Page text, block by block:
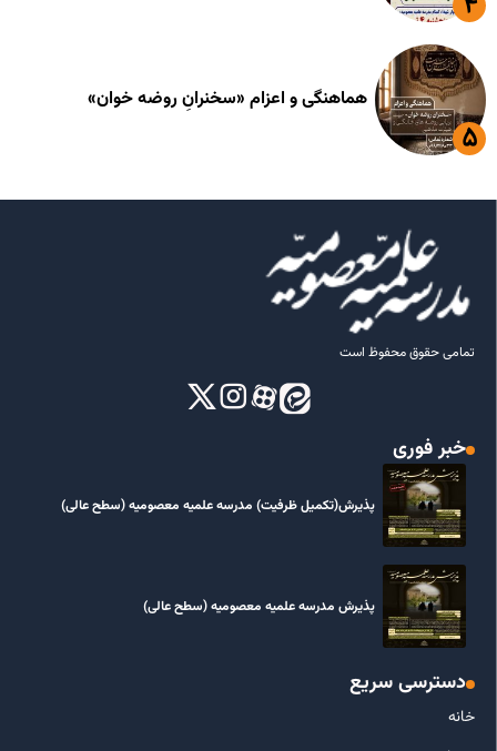
هماهنگی و اعزام «سخنرانِ روضه خوان»
تمامی حقوق محفوظ است
خبر فوری
پذیرش(تکمیل ظرفیت) مدرسه علمیه معصومیه‌ (سطح عالی)
پذیرش مدرسه علمیه معصومیه‌ (سطح عالی)
دسترسی سریع
خانه